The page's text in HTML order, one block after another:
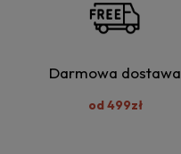
Darmowa dostawa
od 499zł